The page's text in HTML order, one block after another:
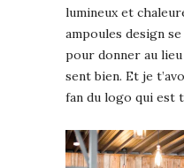
lumineux et
ampoules design
pour donner au
sent bien. Et je
fan du logo qui est